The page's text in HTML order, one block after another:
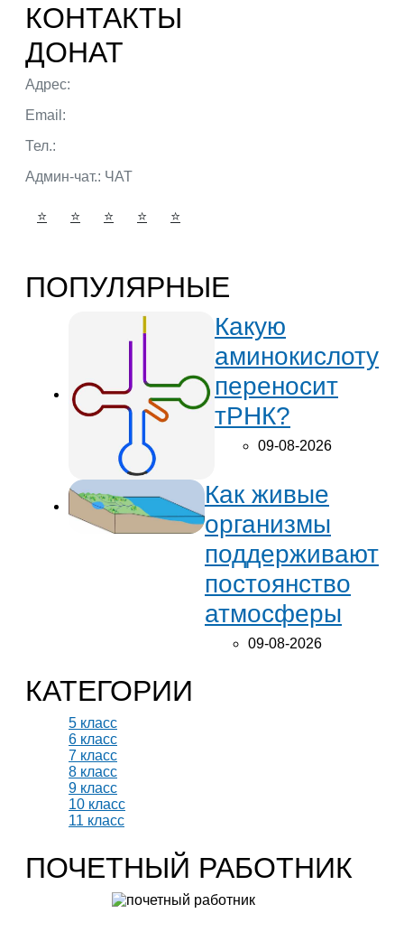
КОНТАКТЫ
ДОНАТ
Адрес:
Email:
Тел.:
Админ-чат.: ЧАТ
⭐ ⭐ ⭐ ⭐ ⭐
ПОПУЛЯРНЫЕ
Какую
аминокислоту
переносит
тРНК?
09-08-2026
Как живые
организмы
поддерживают
постоянство
атмосферы
09-08-2026
КАТЕГОРИИ
5 класс
6 класс
7 класс
8 класс
9 класс
10 класс
11 класс
ПОЧЕТНЫЙ РАБОТНИК